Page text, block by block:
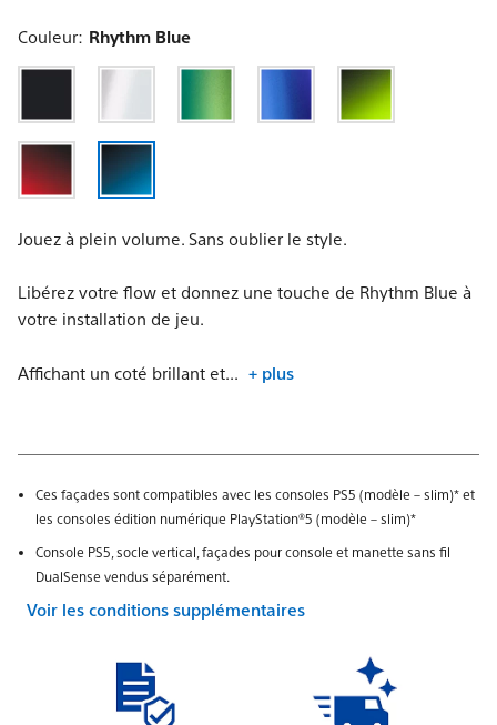
Couleur: Rhythm Blue
Jouez à plein volume. Sans oublier le style.
Libérez votre flow et donnez une touche de Rhythm Blue à
votre installation de jeu.
Affichant un coté brillant et... + plus
Ces façades sont compatibles avec les consoles PS5 (modèle – slim)* et
les consoles édition numérique PlayStation®5 (modèle – slim)*
Console PS5, socle vertical, façades pour console et manette sans fil
DualSense vendus séparément.
Voir les conditions supplémentaires